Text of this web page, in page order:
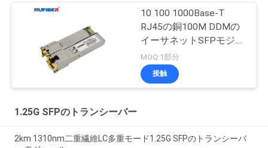
10 100 1000Base-T
RJ45の銅100M DDMの
イーサネットSFPモジュ
ール
MOQ:1部分
接触
1.25G SFPのトランシーバー
2km 1310nm二重繊維LC多重モード1.25G SFPのトランシーバ